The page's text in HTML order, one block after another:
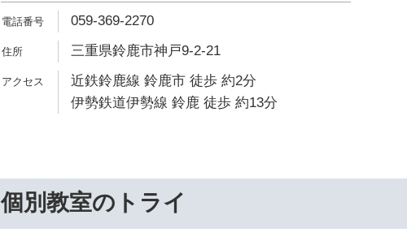
059-369-2270
三重県鈴鹿市神戸9-2-21
近鉄鈴鹿線 鈴鹿市 徒歩 約2分
伊勢鉄道伊勢線 鈴鹿 徒歩 約13分
個別教室のトライ